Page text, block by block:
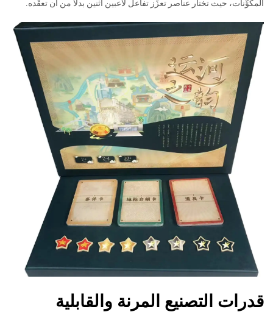
المكوِّنات، حيث تختار عناصر تعزِّز تفاعل لاعبين اثنين بدلًا من أن تعقِّده.
قدرات التصنيع المرنة والقابلية